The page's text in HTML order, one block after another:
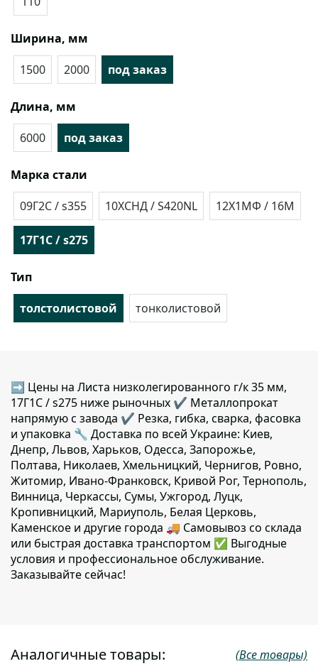
Ширина, мм
1500
2000 под заказ
Длина, мм
6000
под заказ
Марка стали
09Г2С / s355
10ХСНД / S420NL 12Х1МФ / 16М
17Г1С / s275
Тип
толстолистовой
тонколистовой
➡ Цены на Листа низколегированного г/к 35 мм,
17Г1С / s275 ниже рыночных ✔️ Металлопрокат
напрямую с завода ✔️ Резка, гибка, сварка, фасовка
и упаковка 🔧 Доставка по всей Украине: Киев,
Днепр, Львов, Харьков, Одесса, Запорожье,
Полтава, Николаев, Хмельницкий, Чернигов, Ровно,
Житомир, Ивано-Франковск, Кривой Рог, Тернополь,
Винница, Черкассы, Сумы, Ужгород, Луцк,
Кропивницкий, Мариуполь, Белая Церковь,
Каменское и другие города 🚚 Самовывоз со склада
или быстрая доставка транспортом ✅ Выгодные
условия и профессиональное обслуживание.
Заказывайте сейчас!
Аналогичные товары: (Все товары)